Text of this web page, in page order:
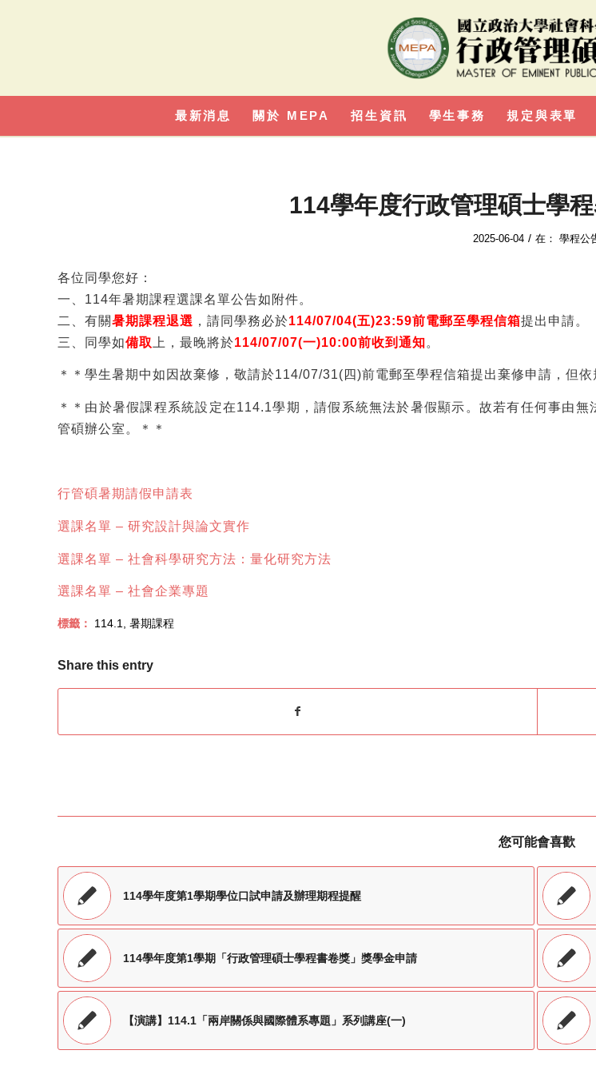
最新消息 關於 MEPA 招生資訊 學生事務 規定與表單
114學年度行政管理碩士學
2025-06-04 / 在： 學程公
各位同學您好：
一、114年暑期課程選課名單公告如附件。
二、有關暑期課程退選 ，請同學務必於114/07/04(五)23:59前電郵至學程信箱提出申請。
三、同學如備取 上，最晚將於114/07/07(一)10:00前收到通知。
＊＊學生暑期中如因故棄修，敬請於114/07/31(四)前電郵至學程信箱提出棄修申請，但
＊＊由於暑假課程系統設定在114.1學期，請假系統無法於暑假顯示。故若有任何事由
管碩辦公室。＊＊
行管碩暑期請假申請表
選課名單 – 研究設計與論文實作
選課名單 – 社會科學研究方法：量化研究方法
選課名單 – 社會企業專題
標籤： 114.1 暑期課程
Share this entry
您可能會喜歡
114學年度第1學期學位口試申請及辦理期程提醒
114學年度第1學期「行政管理碩士學程書卷獎」獎學金申請
【演講】114.1「兩岸關係與國際體系專題」系列講座(一)